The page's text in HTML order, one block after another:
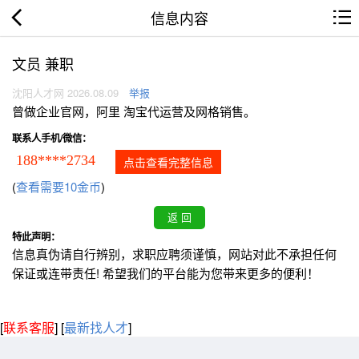
信息内容
文员 兼职
沈阳人才网 2026.08.09 举报
曾做企业官网，阿里 淘宝代运营及网格销售。
联系人手机/微信：
188****2734 点击查看完整信息
(查看需要10金币)
特此声明：
信息真伪请自行辨别，求职应聘须谨慎，网站对此不承担任何
保证或连带责任! 希望我们的平台能为您带来更多的便利！
[联系客服] [最新找人才]